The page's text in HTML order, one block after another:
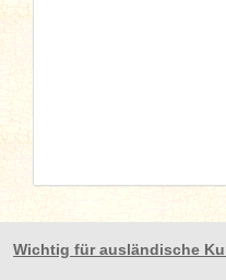
Wichtig für ausländische